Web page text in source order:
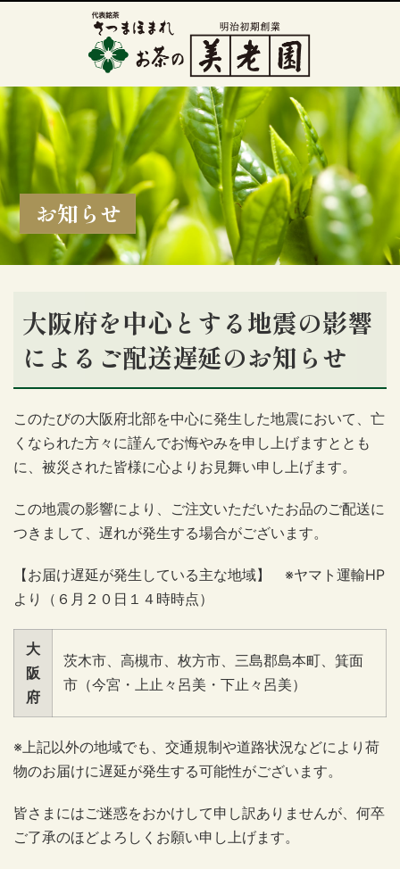
お知らせ
大阪府を中心とする地震の影響
によるご配送遅延のお知らせ
このたびの大阪府北部を中心に発生した地震において、亡
くなられた方々に謹んでお悔やみを申し上げますととも
に、被災された皆様に心よりお見舞い申し上げます。
この地震の影響により、ご注文いただいたお品のご配送に
つきまして、遅れが発生する場合がございます。
【お届け遅延が発生している主な地域】 ※ヤマト運輸HP
より（６月２０日１４時時点）
大
阪
府
茨木市、高槻市、枚方市、三島郡島本町、箕面
市（今宮・上止々呂美・下止々呂美）
※上記以外の地域でも、交通規制や道路状況などにより荷
物のお届けに遅延が発生する可能性がございます。
皆さまにはご迷惑をおかけして申し訳ありませんが、何卒
ご了承のほどよろしくお願い申し上げます。